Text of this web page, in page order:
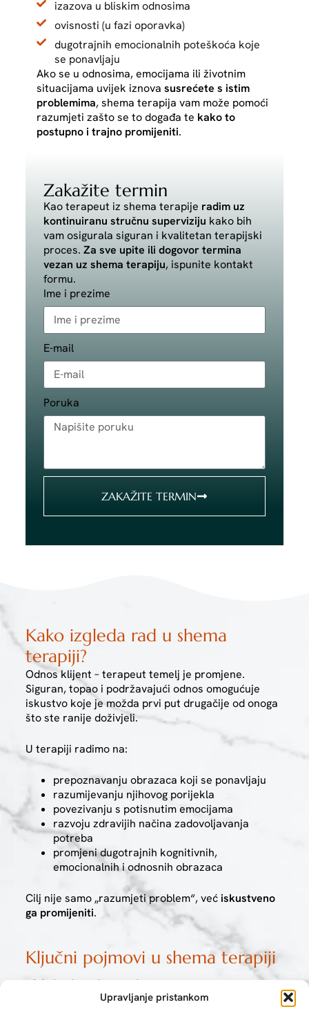
Upravljanje pristankom
izazova u bliskim odnosima
ovisnosti (u fazi oporavka)
dugotrajnih emocionalnih poteškoća koje
se ponavljaju
Ako se u odnosima, emocijama ili životnim
situacijama uvijek iznova susrećete s istim
problemima, shema terapija vam može pomoći
razumjeti zašto se to događa te kako to
postupno i trajno promijeniti.
Zakažite termin
Kao terapeut iz shema terapije radim uz
kontinuiranu stručnu superviziju kako bih
vam osigurala siguran i kvalitetan terapijski
proces. Za sve upite ili dogovor termina
vezan uz shema terapiju, ispunite kontakt
formu.
Ime i prezime
E-mail
Poruka
ZAKAŽITE TERMIN
Kako izgleda rad u shema
terapiji?
Odnos klijent – terapeut temelj je promjene.
Siguran, topao i podržavajući odnos omogućuje
iskustvo koje je možda prvi put drugačije od onoga
što ste ranije doživjeli.
U terapiji radimo na:
prepoznavanju obrazaca koji se ponavljaju
razumijevanju njihovog porijekla
povezivanju s potisnutim emocijama
razvoju zdravijih načina zadovoljavanja
potreba
promjeni dugotrajnih kognitivnih,
emocionalnih i odnosnih obrazaca
Cilj nije samo „razumjeti problem“, već iskustveno
ga promijeniti.
Ključni pojmovi u shema terapiji
Maladaptivne sheme